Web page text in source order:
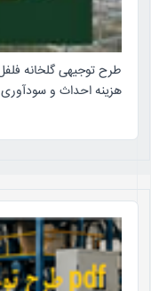
هزینه احداث و سودآوری 1405